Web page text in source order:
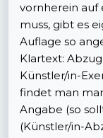
vornherein auf
muss, gibt es
Auflage so
Klartext: Abzug
Künstler/in-
findet man
Angabe (so
(Künstler/in-